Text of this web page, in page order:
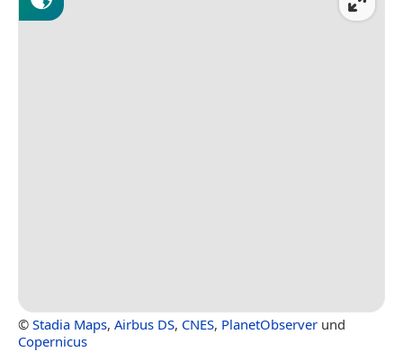
© Stadia Maps, Airbus DS, CNES, PlanetObserver und
Copernicus